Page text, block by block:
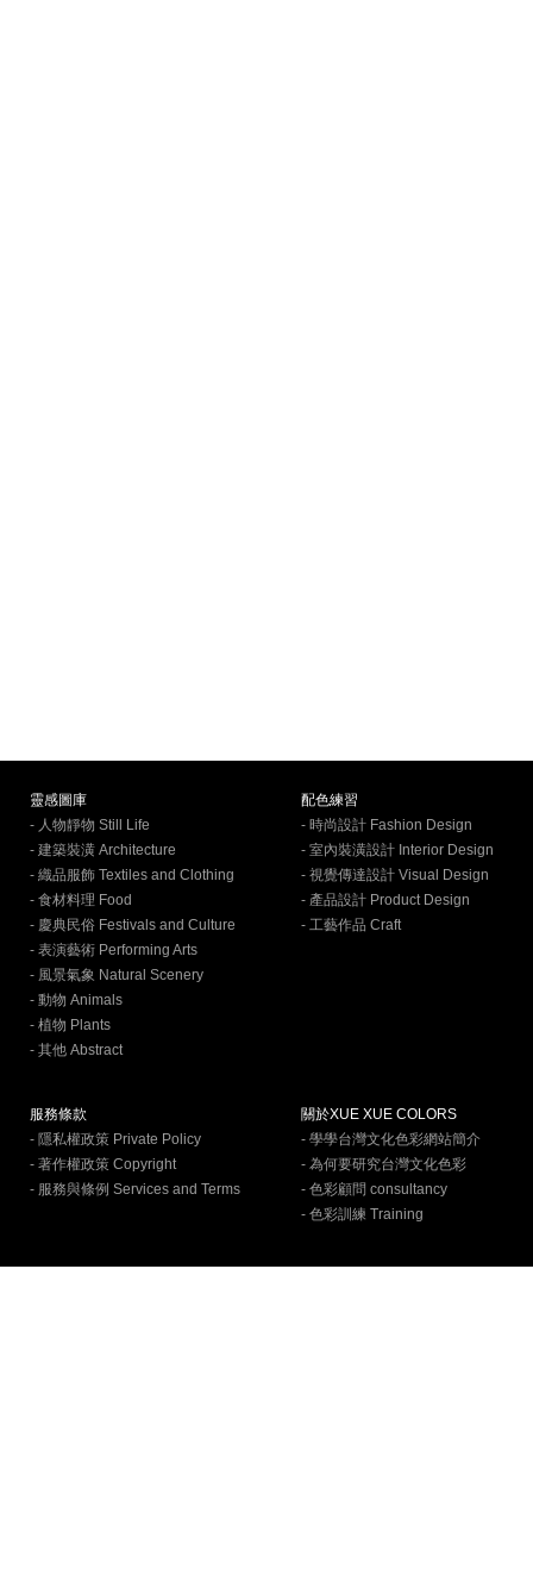
靈感圖庫
- 人物靜物 Still Life
- 建築裝潢 Architecture
- 織品服飾 Textiles and Clothing
- 食材料理 Food
- 慶典民俗 Festivals and Culture
- 表演藝術 Performing Arts
- 風景氣象 Natural Scenery
- 動物 Animals
- 植物 Plants
- 其他 Abstract
配色練習
- 時尚設計 Fashion Design
- 室內裝潢設計 Interior Design
- 視覺傳達設計 Visual Design
- 產品設計 Product Design
- 工藝作品 Craft
服務條款
- 隱私權政策 Private Policy
- 著作權政策 Copyright
- 服務與條例 Services and Terms
關於XUE XUE COLORS
- 學學台灣文化色彩網站簡介
- 為何要研究台灣文化色彩
- 色彩顧問 consultancy
- 色彩訓練 Training